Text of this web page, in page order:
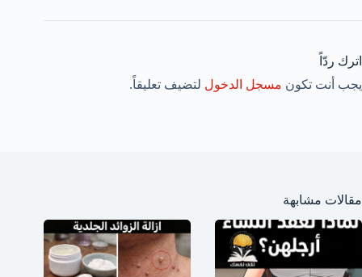
اترك ردّاً
يجب أنت تكون مسجل الدخول لتضيف تعليقاً.
مقالات مشابهة